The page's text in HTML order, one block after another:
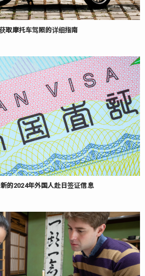
取摩托车驾照的详细指南
的2024年外国人赴日签证信息